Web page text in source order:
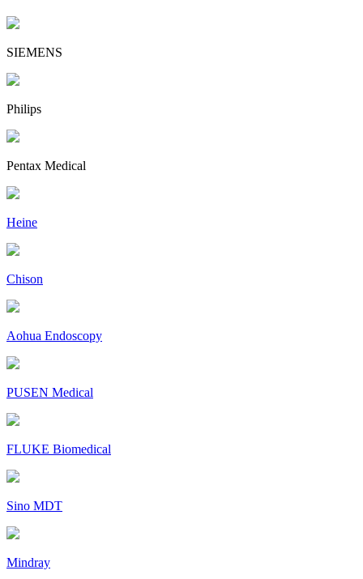
SIEMENS
Philips
Pentax Medical
Heine
Chison
Aohua Endoscopy
PUSEN Medical
FLUKE Biomedical
Sino MDT
Mindray